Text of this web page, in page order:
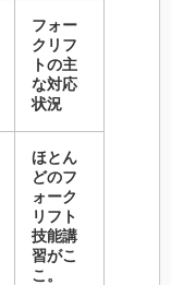
フォー
クリフ
トの主
な対応
状況
ほとん
どのフ
ォーク
リフト
技能講
習がこ
こ。